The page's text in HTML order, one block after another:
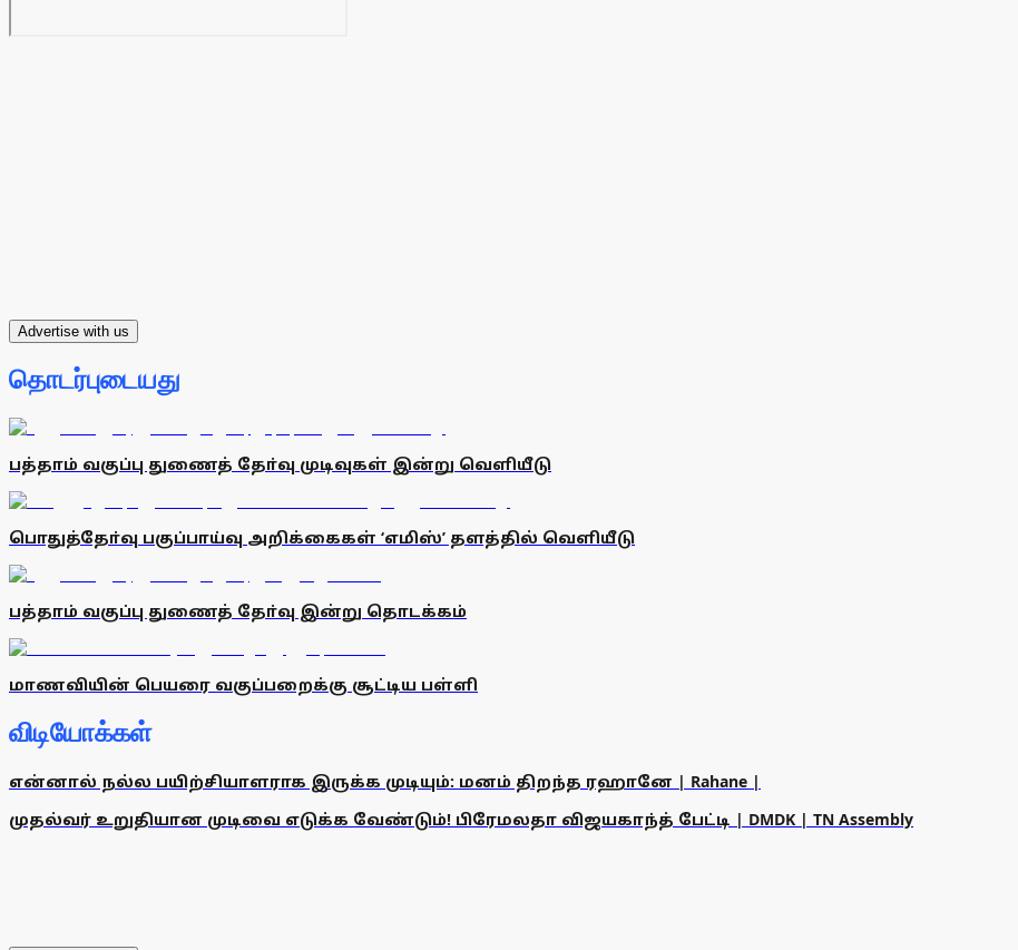
Advertise with us
தொடர்புடையது
பத்தாம் வகுப்பு துணைத் தோ்வு முடிவுகள் இன்று வெளியீடு
பொதுத்தோ்வு பகுப்பாய்வு அறிக்கைகள் ‘எமிஸ்’ தளத்தில் வெளியீடு
பத்தாம் வகுப்பு துணைத் தோ்வு இன்று தொடக்கம்
மாணவியின் பெயரை வகுப்பறைக்கு சூட்டிய பள்ளி
விடியோக்கள்
என்னால் நல்ல பயிற்சியாளராக இருக்க முடியும்: மனம் திறந்த ரஹானே | Rahane |
முதல்வர் உறுதியான முடிவை எடுக்க வேண்டும்! பிரேமலதா விஜயகாந்த் பேட்டி | DMDK | TN Assembly